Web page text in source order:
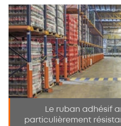
Le ruban adhésif
particulièrement